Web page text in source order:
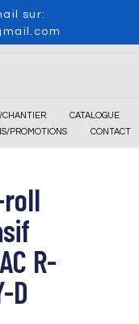
sur:
CHANTIER
CATALOGUE
PROMOTIONS
CONTACT
roll
R-
D